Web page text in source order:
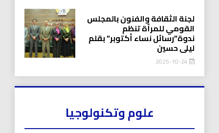
لجنة الثقافة والفنون بالمجلس
القومي للمرأة تنظم
ندوة”رسائل نساء أكتوبر” بقلم
ليلى حسين
2025-10-24
علوم وتكنولوجيا